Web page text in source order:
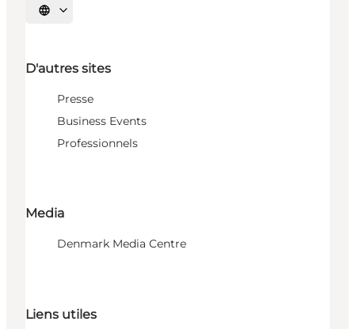
Choisissez la langue
D'autres sites
Presse
Business Events
Professionnels
Media
Denmark Media Centre
Liens utiles